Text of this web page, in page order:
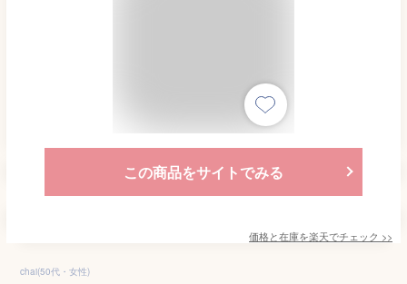
この商品をサイトでみる
価格と在庫を楽天でチェック >>
chai(50代・女性)